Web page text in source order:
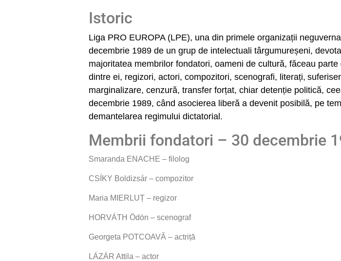
Istoric
Liga PRO EUROPA (LPE), una din primele organizații
decembrie 1989 de un grup de intelectuali târgumureșeni,
majoritatea membrilor fondatori, oameni de cultură, făceau
dintre ei, regizori, actori, compozitori, scenografi, literați,
marginalizare, cenzură, transfer forțat, chiar detenție politică,
decembrie 1989, când asocierea liberă a devenit posibilă, pe
demantelarea regimului dictatorial.
Membrii fondatori – 30 decembrie
Smaranda ENACHE – filolog
CSÍKY Boldizsár – compozitor
Maria MIERLUȚ – regizor
HORVÁTH Ödön – scenograf
Georgeta POTCOAVĂ – actriță
LÁZÁR Attila – actor